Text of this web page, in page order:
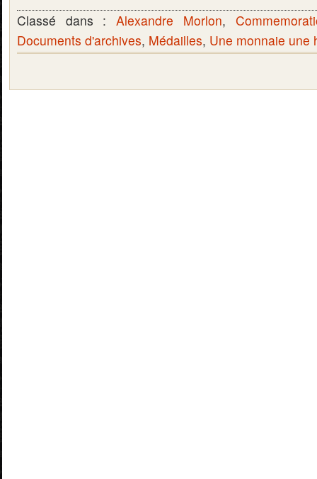
Classé dans :Alexandre Morlon,
Documents d'archives, Médailles, Une monnaie une